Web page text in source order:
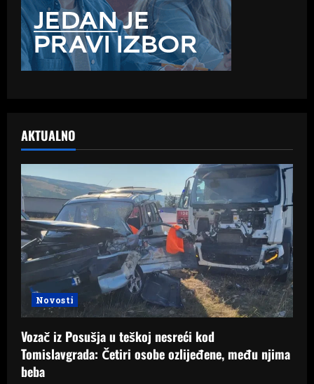
AKTUALNO
Novosti
Vozač iz Posušja u teškoj nesreći kod
Tomislavgrada: Četiri osobe ozlijeđene, među njima
beba